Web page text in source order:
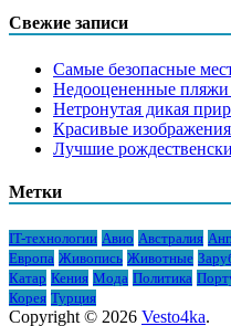
Свежие записи
Самые безопасные
Недооцененные
Нетронутая дикая
Красивые
Лучшие
Метки
IT-технологии Авио Австралия
Европа Живопись Животные
Катар Кения Мода Политика
Корея Турция
Copyright © 2026 Vesto4ka.